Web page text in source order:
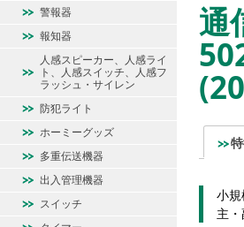
通
小
主
警報器
報知器
人感スピーカー、人感ライ
ト、人感スイッチ、人感フ
ラッシュ・サイレン
防犯ライト
ホーミーグッズ
多重伝送機器
出入管理機器
スイッチ